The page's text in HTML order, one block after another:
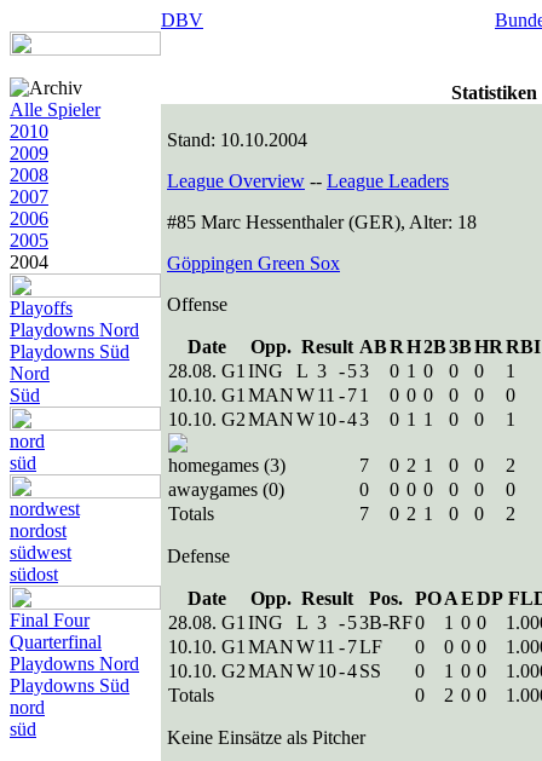
DBV
Alle Spieler
2010
2009
2008
2007
2006
2005
2004
Playoffs
Playdowns Nord
Playdowns Süd
Nord
Süd
nord
süd
nordwest
nordost
südwest
südost
Final Four
Quarterfinal
Playdowns Nord
Playdowns Süd
nord
süd
Stand: 10.10.2004
League Overview -- League Leaders
#85 Marc Hessenthaler (GER), Alter: 18
Göppingen Green Sox
Offense
Date Opp. Result ABRH2B3BHRRBI
28.08. G1 ING L 3 -53 0 1 0 0 0
1
10.10. G1 MANW11 -71 0 0 0 0 0
0
10.10. G2MANW10-43 0 1 1 0 0 1
homegames (3) 7 0 2 1 0 0
2
awaygames (0)
0 0 0 0 0 0
0
Totals
7 0 2 1 0 0 2
Defense
Date Opp. Result Pos. POAEDP
28.08. G1 ING L 3 -53B-RF0 1 0 0
10.10. G1 MANW11 -7LF 0 0 0 0
10.10. G2MANW10-4SS 0 1 0 0
Totals
0 2 0 0
Keine Einsätze als Pitcher